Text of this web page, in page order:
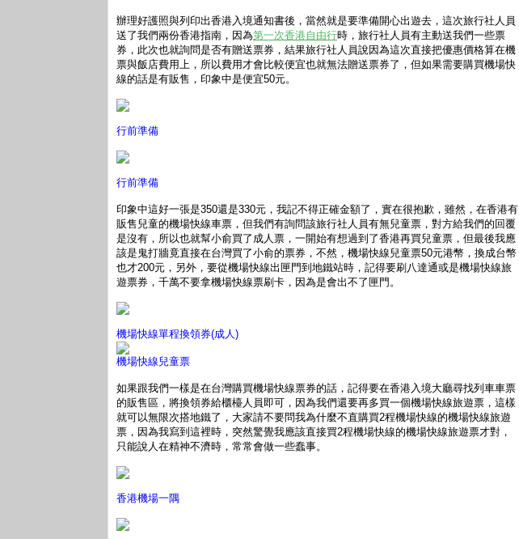
辦理好護照與列印出香港入境通知書後，當然就是要準備開心出遊去，這次旅行社人員
送了我們兩份香港指南，因為第一次香港自由行時，旅行社人員有主動送我們一些票
券，此次也就詢問是否有贈送票券，結果旅行社人員說因為這次直接把優惠價格算在機
票與飯店費用上，所以費用才會比較便宜也就無法贈送票券了，但如果需要購買機場快
線的話是有販售，印象中是便宜50元。
行前準備
行前準備
印象中這好一張是350還是330元，我記不得正確金額了，實在很抱歉，雖然，在香港有
販售兒童的機場快線車票，但我們有詢問該旅行社人員有無兒童票，對方給我們的回覆
是沒有，所以也就幫小俞買了成人票，一開始有想過到了香港再買兒童票，但最後我應
該是鬼打牆竟直接在台灣買了小俞的票券，不然，機場快線兒童票50元港幣，換成台幣
也才200元，另外，要從機場快線出匣門到地鐵站時，記得要刷八達通或是機場快線旅
遊票券，千萬不要拿機場快線票刷卡，因為是會出不了匣門。
機場快線單程換領券(成人)
機場快線兒童票
如果跟我們一樣是在台灣購買機場快線票券的話，記得要在香港入境大廳尋找列車車票
的販售區，將換領券給櫃檯人員即可，因為我們還要再多買一個機場快線旅遊票，這樣
就可以無限次搭地鐵了，大家請不要問我為什麼不直購買2程機場快線的機場快線旅遊
票，因為我寫到這裡時，突然驚覺我應該直接買2程機場快線的機場快線旅遊票才對，
只能說人在精神不濟時，常常會做一些蠢事。
香港機場一隅